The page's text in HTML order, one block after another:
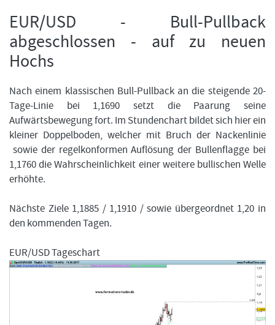
EUR/USD - Bull-Pullback
abgeschlossen - auf zu neuen
Hochs
Nach einem klassischen Bull-Pullback an die steigende 20-
Tage-Linie bei 1,1690 setzt die Paarung seine
Aufwärtsbewegung fort. Im Stundenchart bildet sich hier ein
kleiner Doppelboden, welcher mit Bruch der Nackenlinie
sowie der regelkonformen Auflösung der Bullenflagge bei
1,1760 die Wahrscheinlichkeit einer weitere bullischen Welle
erhöhte.
Nächste Ziele 1,1885 / 1,1910 / sowie übergeordnet 1,20 in
den kommenden Tagen.
EUR/USD Tageschart
FORMATIONSTRADER WERDEN